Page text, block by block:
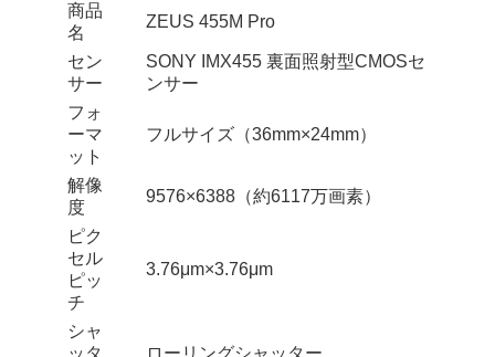
商品
名
ZEUS 455M Pro
セン
サー
SONY IMX455 裏面照射型CMOSセ
ンサー
フォ
ーマ
ット
フルサイズ（36mm×24mm）
解像
度
9576×6388（約6117万画素）
ピク
セル
ピッ
チ
3.76μm×3.76μm
シャ